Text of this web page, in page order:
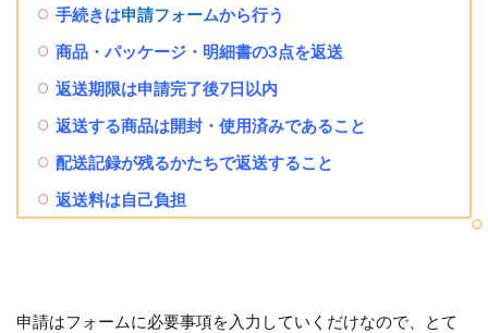
手続きは申請フォームから行う
商品・パッケージ・明細書の3点を返送
返送期限は申請完了後7日以内
返送する商品は開封・使用済みであること
配送記録が残るかたちで返送すること
返送料は自己負担
申請はフォームに必要事項を入力していくだけなので、とて